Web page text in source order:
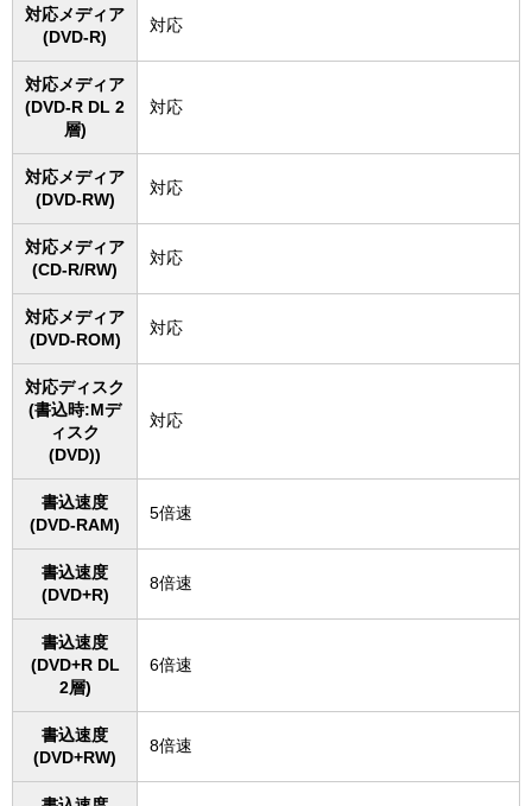
対応メディア
(DVD-R)
対応
対応メディア
(DVD-R DL 2
層)
対応
対応メディア
(DVD-RW)
対応
対応メディア
(CD-R/RW)
対応
対応メディア
(DVD-ROM)
対応
対応ディスク
(書込時:Mデ
ィスク
(DVD))
対応
書込速度
(DVD-RAM)
5倍速
書込速度
(DVD+R)
8倍速
書込速度
(DVD+R DL
2層)
6倍速
書込速度
(DVD+RW)
8倍速